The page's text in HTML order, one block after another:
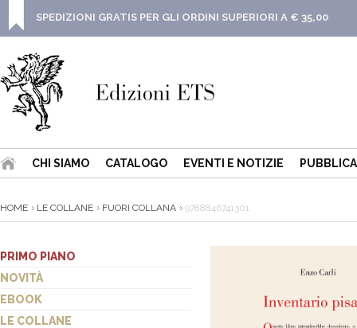
SPEDIZIONI GRATIS PER GLI ORDINI SUPERIORI A € 35,00
CHI SIAMO CATALOGO EVENTI E NOTIZIE
HOME LE COLLANE FUORI COLLANA 9788846741301
PRIMO PIANO
NOVITÀ
EBOOK
LE COLLANE